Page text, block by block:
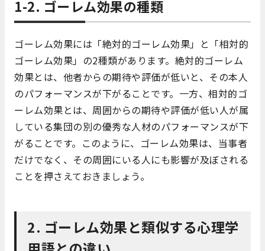
1-2. ゴーレム効果の種類
ゴーレム効果には「絶対的ゴーレム効果」と「相対的
ゴーレム効果」の2種類があります。絶対的ゴーレム
効果とは、他者からの期待や評価が低いと、その本人
のパフォーマンスが下がることです。一方、相対的ゴ
ーレム効果とは、周囲からの期待や評価が低い人が属
している集団の別の優秀な人材のパフォーマンスが下
がることです。このように、ゴーレム効果は、当事者
だけでなく、その周囲にいる人にも影響が及ぼされる
ことを押さえておきましょう。
2. ゴーレム効果と類似する心理学